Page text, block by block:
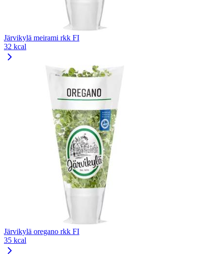
Järvikylä meirami rkk FI
32 kcal
Järvikylä oregano rkk FI
35 kcal